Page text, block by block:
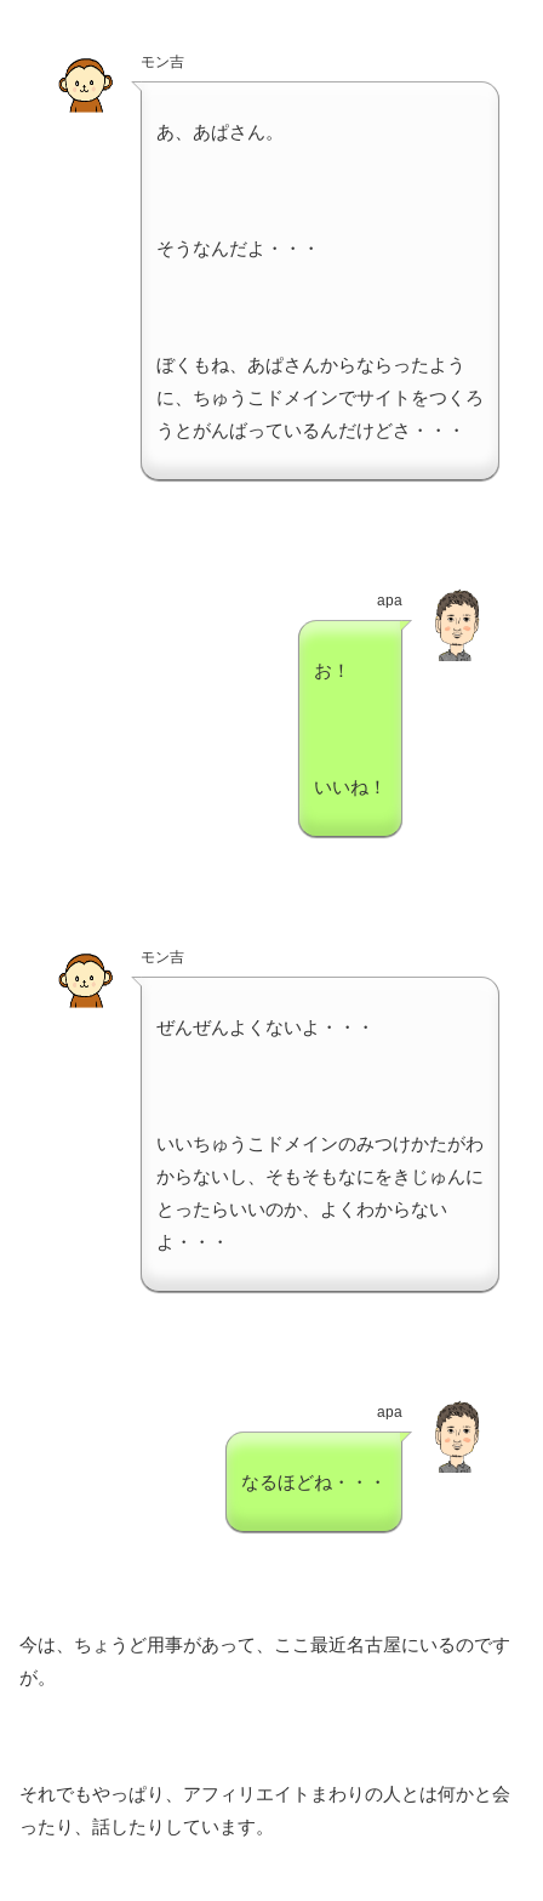
モン吉
あ、あぱさん。
そうなんだよ・・・
ぼくもね、あぱさんからならったよう
に、ちゅうこドメインでサイトをつくろ
うとがんばっているんだけどさ・・・
apa
お！
いいね！
モン吉
ぜんぜんよくないよ・・・
いいちゅうこドメインのみつけかたがわ
からないし、そもそもなにをきじゅんに
とったらいいのか、よくわからない
よ・・・
apa
なるほどね・・・
今は、ちょうど用事があって、ここ最近名古屋にいるのです
が。
それでもやっぱり、アフィリエイトまわりの人とは何かと会
ったり、話したりしています。